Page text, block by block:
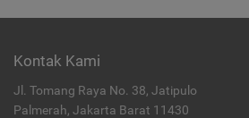
Kontak Kami
Jl. Tomang Raya No. 38, Jatipulo
Palmerah, Jakarta Barat 11430